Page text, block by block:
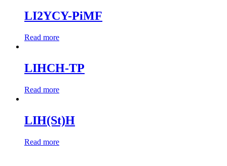
LI2YCY-PiMF
Read more
LIHCH-TP
Read more
LIH(St)H
Read more